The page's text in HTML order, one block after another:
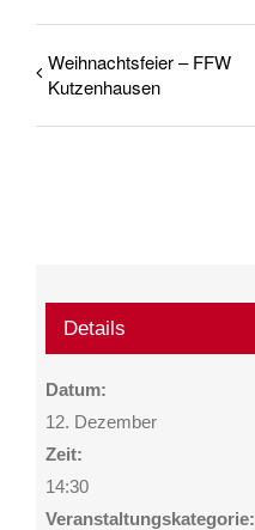
Weihnachtsfeier – FFW
Kutzenhausen
Details
Datum:
12. Dezember
Zeit:
14:30
Veranstaltungskategorie: